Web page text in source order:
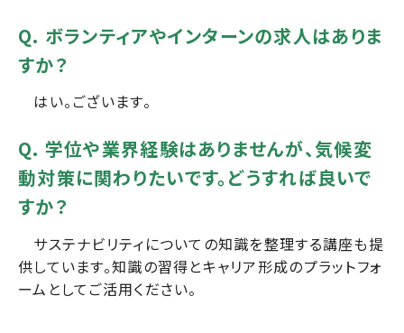
Q. ボランティアやインターンの求人はありま
すか？
はい。ございます。
Q. 学位や業界経験はありませんが、気候変
動対策に関わりたいです。どうすれば良いで
すか？
サステナビリティについての知識を整理する講座も提
供しています。知識の習得とキャリア形成のプラットフォ
ームとしてご活用ください。